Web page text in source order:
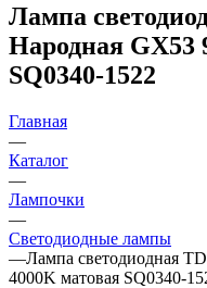
Лампа
Народная GX53
SQ0340-1522
Главная
—
Каталог
—
Лампочки
—
Светодиодные лампы
—Лампа светодиодная
4000K матовая SQ0340-